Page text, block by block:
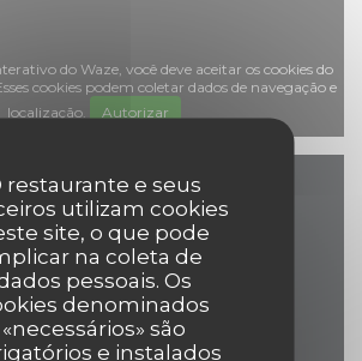
restaurante e seus
utilizam cookies
site, o que pode
na coleta de
pessoais. Os
denominados
«necessários» são
e instalados
do Waze, você deve aceitar os cookies do
cookies podem coletar dados de navegação e
localização.
Autorizar
gerais
Culinária